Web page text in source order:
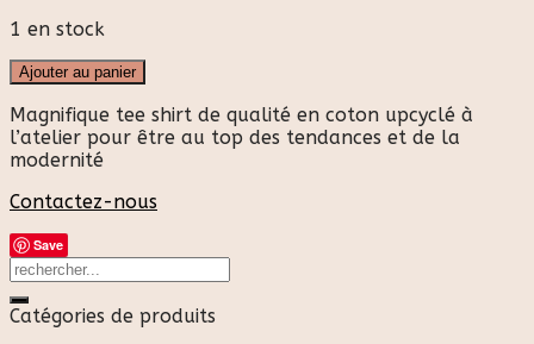
1 en stock
Ajouter au panier
Magnifique tee shirt de qualité en coton upcyclé à
l’atelier pour être au top des tendances et de la
modernité
Contactez-nous
Save
Catégories de produits